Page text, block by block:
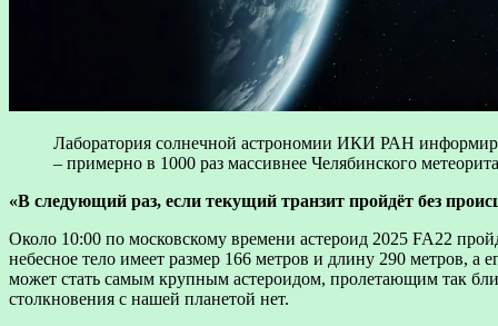
Лаборатория солнечной астрономии ИКИ РАН
– примерно в 1000 раз массивнее Челябинского
«В следующий раз, если текущий транзит пройдёт без
Около 10:00 по московскому времени астероид 2025 FA22
небесное тело имеет размер 166 метров и длину 290 метров,
может стать самым крупным астероидом, пролетающим так
столкновения с нашей планетой нет.